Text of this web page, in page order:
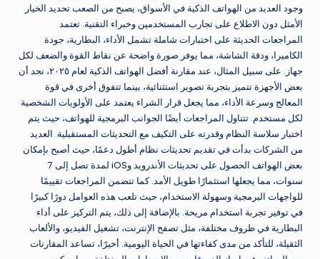
وجود العديد من الهواتف الذكية في الأسواق، يصبح من الصعب تحديد الخيار
الأمثل دون الاطلاع على تجارب المستخدمين وخبراء التقنية. تعتمد
المراجعات الحديثة على اختبارات شاملة تشمل الأداء، البطارية، جودة
الكاميرا، ودقة الشاشة، مما يوفر صورة واضحة عن نقاط القوة والضعف لكل
جهاز. على سبيل المثال، عند مقارنة أفضل الهواتف الذكية لعام ٢٠٢٥، نجد أن
بعض الأجهزة تتميز بتجربة تصوير استثنائية، بينما تتفوق أخرى في قوة
المعالج وسرعة الأداء، مما يجعل قرار الشراء يعتمد على الأولويات الشخصية
لكل مستخدم. تتناول المراجعات أيضًا الجوانب البرمجية للهواتف، حيث يتم
اختبار سلاسة النظام وقدرته على التكيف مع التحديثات المستقبلية. العديد
من الشركات بدأت في تقديم تحديثات نظام أطول دعمًا، حيث أصبح بإمكان
بعض الهواتف الحصول على تحديثات الأندرويد وiOS لمدة تصل إلى 7
سنوات، مما يجعلها استثمارًا طويل الأمد. كما تتضمن المراجعات تقييمًا
للواجهات البرمجية وسهولة الاستخدام، حيث تلعب هذه العوامل دورًا كبيرًا
في توفير تجربة استخدام مريحة. بالإضافة إلى ذلك، يتم التركيز على أداء
البطارية في ظروف مختلفة، مثل تصفح الإنترنت، تشغيل الفيديو، والألعاب
الثقيلة، للتأكد من مدى كفاءتها في الحياة اليومية. أخيرًا، تساعد المقارنات